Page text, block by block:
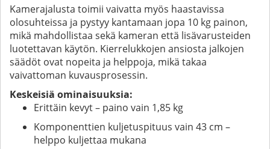
Kamerajalusta toimii vaivatta myös haastavissa
olosuhteissa ja pystyy kantamaan jopa 10 kg painon,
mikä mahdollistaa sekä kameran että lisävarusteiden
luotettavan käytön. Kierrelukkojen ansiosta jalkojen
säädöt ovat nopeita ja helppoja, mikä takaa
vaivattoman kuvausprosessin.
Keskeisiä ominaisuuksia:
Erittäin kevyt – paino vain 1,85 kg
Komponenttien kuljetuspituus vain 43 cm –
helppo kuljettaa mukana